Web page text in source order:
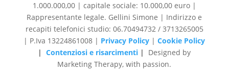
1.000.000,00 | capitale sociale: 10.000,00 euro |
Rappresentante legale. Gellini Simone | Indirizzo e
recapiti telefonici studio: 06.70494732 / 3713265005
| P.Iva 13224861008 | Privacy Policy |Cookie Policy
| Contenziosi e risarcimenti | Designed by
Marketing Therapy, with passion.